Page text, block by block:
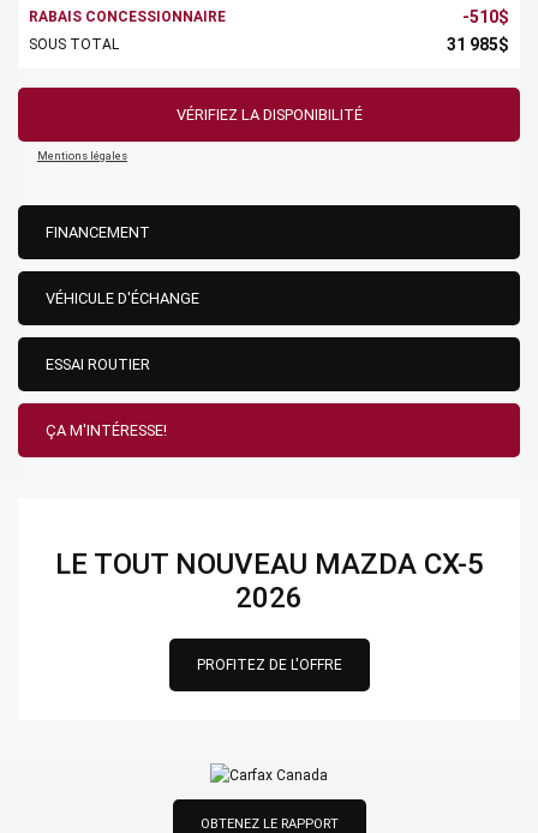
OBTENEZ LE RAPPORT
RABAIS CONCESSIONNAIRE -510$
SOUS TOTAL 31 985$
VÉRIFIEZ LA DISPONIBILITÉ
Mentions légales
FINANCEMENT
VÉHICULE D'ÉCHANGE
ESSAI ROUTIER
ÇA M'INTÉRESSE!
LE TOUT NOUVEAU MAZDA CX-5
2026
PROFITEZ DE L'OFFRE